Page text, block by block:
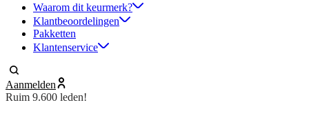
Waarom dit keurmerk?
Klantbeoordelingen
Pakketten
Klantenservice
Aanmelden
Ruim 9.600 leden!